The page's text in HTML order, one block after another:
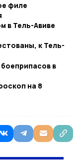
филе
в Тель-Авиве
к Тель-
в
на 8